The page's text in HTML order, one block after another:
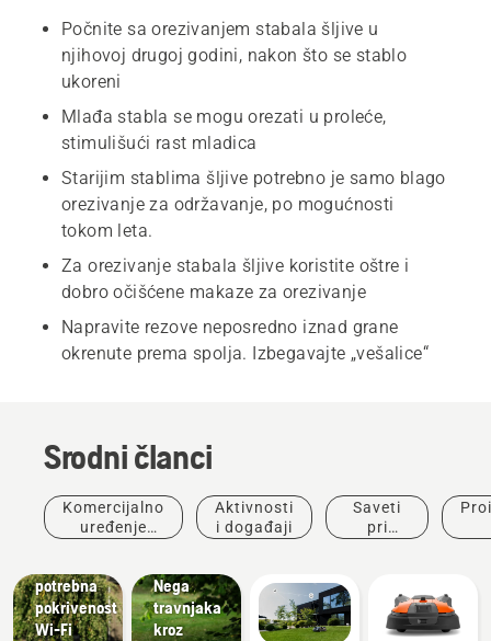
Počnite sa orezivanjem stabala šljive u
njihovoj drugoj godini, nakon što se stablo
ukoreni
Mlađa stabla se mogu orezati u proleće,
stimulišući rast mladica
Starijim stablima šljive potrebno je samo blago
orezivanje za održavanje, po mogućnosti
tokom leta.
Za orezivanje stabala šljive koristite oštre i
dobro očišćene makaze za orezivanje
Napravite rezove neposredno iznad grane
okrenute prema spolja. Izbegavajte „vešalice“
Srodni članci
Komercijalno
uređenje
Aktivnosti
i događaji
Saveti
pri
Saveti pri
kupovini
Zašto mi
potrebna
pokrivenost
Wi-Fi
Uputstva i
Nega
travnjaka
kroz